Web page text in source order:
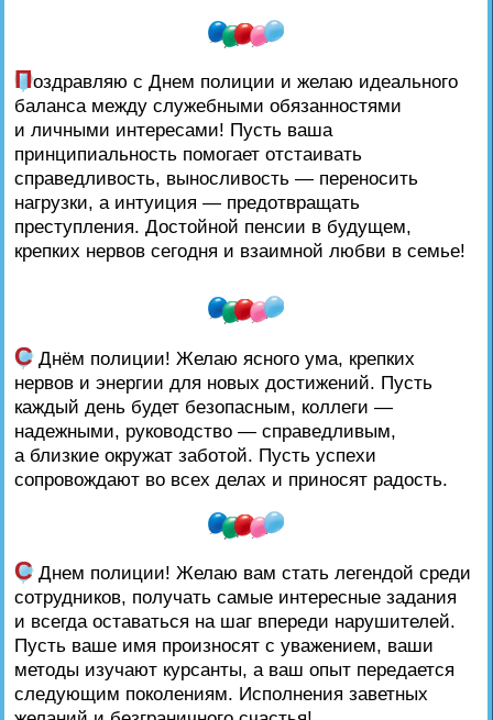
Поздравляю с Днем полиции и желаю идеального
баланса между служебными обязанностями
и личными интересами! Пусть ваша
принципиальность помогает отстаивать
справедливость, выносливость — переносить
нагрузки, а интуиция — предотвращать
преступления. Достойной пенсии в будущем,
крепких нервов сегодня и взаимной любви в семье!
СДнём полиции! Желаю ясного ума, крепких
нервов и энергии для новых достижений. Пусть
каждый день будет безопасным, коллеги —
надежными, руководство — справедливым,
а близкие окружат заботой. Пусть успехи
сопровождают во всех делах и приносят радость.
СДнем полиции! Желаю вам стать легендой среди
сотрудников, получать самые интересные задания
и всегда оставаться на шаг впереди нарушителей.
Пусть ваше имя произносят с уважением, ваши
методы изучают курсанты, а ваш опыт передается
следующим поколениям. Исполнения заветных